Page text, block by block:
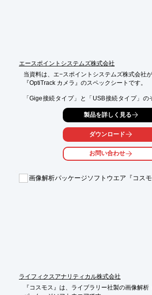
エースポイントシステムズ株式会社
当資料は、エ−スポイントシステムズ株式会社
『OptiTrack カメラ』のスペックシートです。
「Gige接続タイプ」と「USB接続タイプ」の
レンズ視野角(°)、カメラ間同期・電源供給など
また、参考として14mmマーカーを認識する距
しております。
■レンズ視野角(°)
製品を詳しく見る
ダウンロード
お問い合わせ
画像解析パッケージソフトウエア『コスモ
ライフィクスアナリティカル株式会社
『コスモス』は、ライブラリー社製の画像解析